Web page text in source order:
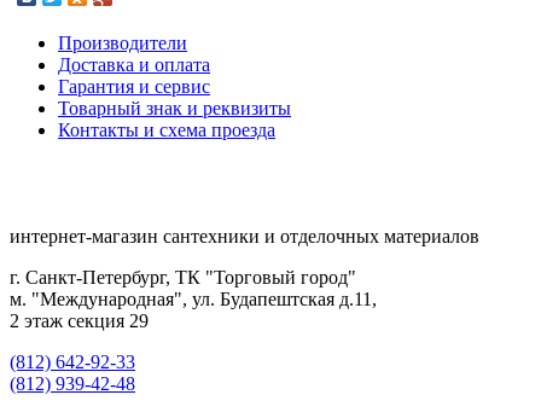
Производители
Доставка и оплата
Гарантия и сервис
Товарный знак и реквизиты
Контакты и схема проезда
интернет-магазин сантехники и отделочных материалов
г. Санкт-Петербург, ТК "Торговый город"
м. "Международная", ул. Будапештская д.11,
2 этаж секция 29
(812) 642-92-33
(812) 939-42-48